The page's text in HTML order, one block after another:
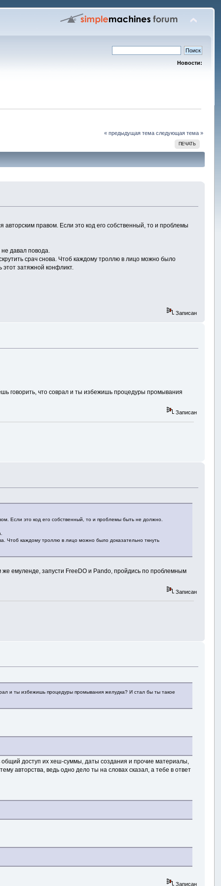
Новости:
« предыдущая тема следующая тема »
ПЕЧАТЬ
правом. Если это код его собственный, то и проблемы
давал повода.
срач снова. Чтоб каждому троллю в лицо можно было
затяжной конфликт.
Записан
говорить, что соврал и ты избежишь процедуры промывания
Записан
Если это код его собственный, то и проблемы быть не должно.
Чтоб каждому троллю в лицо можно было доказательно ткнуть
емуленде, запусти FreeDO и Pando, пройдись по проблемным
Записан
и ты избежишь процедуры промывания желудка? И стал бы ты такое
доступ их хеш-суммы, даты создания и прочие материалы,
авторства, ведь одно дело ты на словах сказал, а тебе в ответ
Записан